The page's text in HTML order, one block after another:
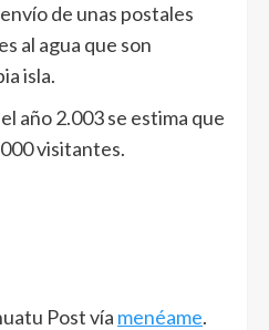
de unas postales
al agua que son
isla.
año 2.003 se estima que
visitantes.
Post vía menéame.